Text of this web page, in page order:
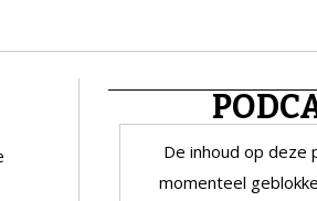
De inhoud op deze
momenteel